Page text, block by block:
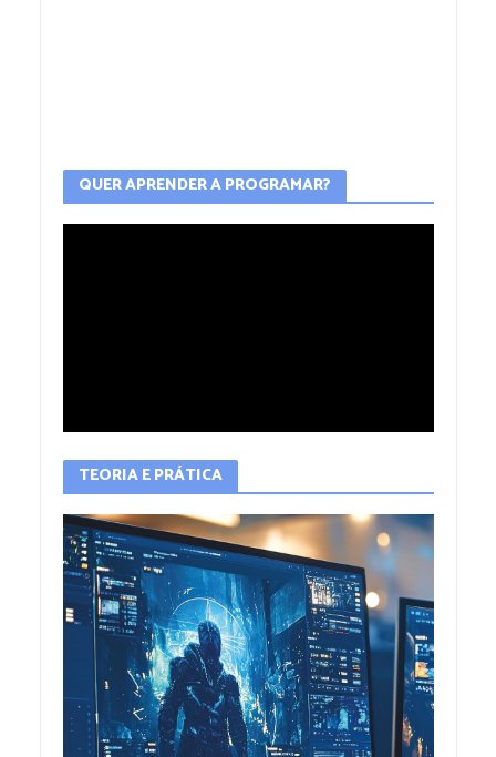
QUER APRENDER A PROGRAMAR?
TEORIA E PRÁTICA